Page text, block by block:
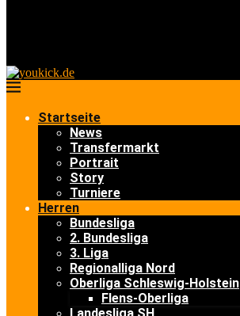
Startseite
News
Transfermarkt
Portrait
Story
Turniere
Herren
Bundesliga
2. Bundesliga
3. Liga
Regionalliga Nord
Oberliga Schleswig-Holstein
Flens-Oberliga